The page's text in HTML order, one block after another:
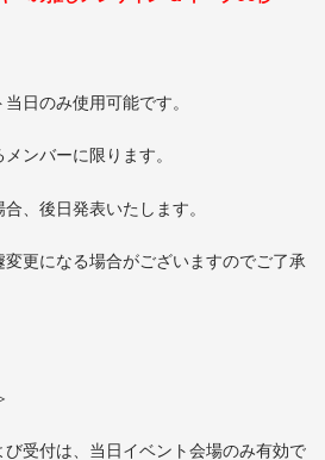
日のみ使用可能です。
ンバーに限ります。
、後日発表いたします。
更になる場合がございますのでご了承
受付は、当日イベント会場のみ有効で